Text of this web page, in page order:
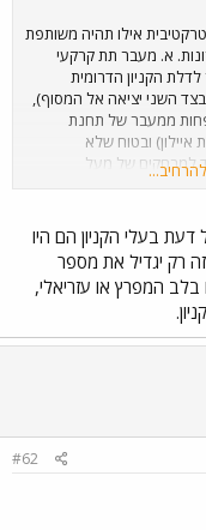
אילו תהיה משותפת
א. מעבר תת קרקעי
לדלת הקניון הדרומית
השני יציאה אל המסוף),
ממעבר של תחנת
ובטוח שלא
למרחקים של מעל
בהם). ב. חיבור מאזור
החייל של שביל אופניים אל
נוסעים משתמשים
בעיר. ג. הקמת קו
החייל, קניון איילון
מזרח (עד רשי
בני ברק.
בעלי הקניון הם היו
זה רק יגדיל את מספר
בלב המפרץ או עזריאלי,
#62